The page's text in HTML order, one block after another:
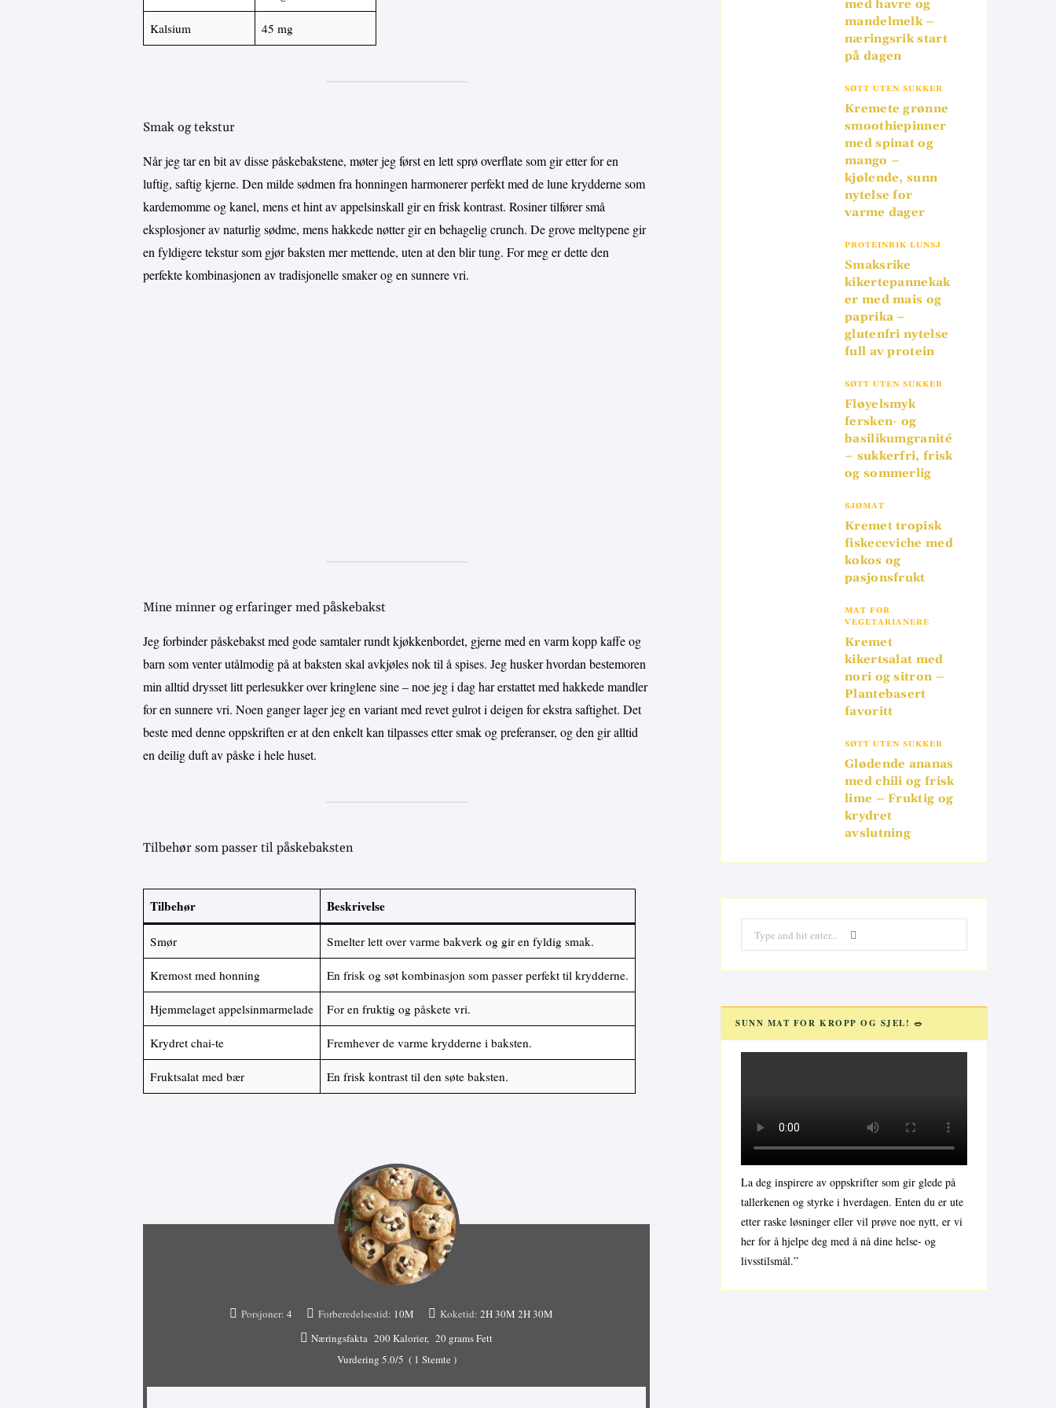
Kalsium 45 mg
Smak og tekstur
Når jeg tar en bit av disse påskebakstene, møter jeg først en lett sprø overflate som gir etter for en
luftig, saftig kjerne. Den milde sødmen fra honningen harmonerer perfekt med de lune krydderne som
kardemomme og kanel, mens et hint av appelsinskall gir en frisk kontrast. Rosiner tilfører små
eksplosjoner av naturlig sødme, mens hakkede nøtter gir en behagelig crunch. De grove meltypene gir
en fyldigere tekstur som gjør baksten mer mettende, uten at den blir tung. For meg er dette den
perfekte kombinasjonen av tradisjonelle smaker og en sunnere vri.
Mine minner og erfaringer med påskebakst
Jeg forbinder påskebakst med gode samtaler rundt kjøkkenbordet, gjerne med en varm kopp kaffe og
barn som venter utålmodig på at baksten skal avkjøles nok til å spises. Jeg husker hvordan bestemoren
min alltid drysset litt perlesukker over kringlene sine – noe jeg i dag har erstattet med hakkede mandler
for en sunnere vri. Noen ganger lager jeg en variant med revet gulrot i deigen for ekstra saftighet. Det
beste med denne oppskriften er at den enkelt kan tilpasses etter smak og preferanser, og den gir alltid
en deilig duft av påske i hele huset.
Tilbehør som passer til påskebaksten
Tilbehør Beskrivelse
Smør Smelter lett over varme bakverk og gir en fyldig smak.
Kremost med honning En frisk og søt kombinasjon som passer perfekt til krydderne.
Hjemmelaget appelsinmarmelade For en fruktig og påskete vri.
Krydret chai-te Fremhever de varme krydderne i baksten.
Fruktsalat med bær En frisk kontrast til den søte baksten.
Porsjoner: 4 Forberedelsestid: 10M Koketid: 2H 30M 2H 30M
Næringsfakta 200 Kalorier
20 grams Fett
Vurdering 5.0/5 ( 1 Stemte )
med havre og
mandelmelk –
næringsrik start
på dagen
SØTT UTEN SUKKER
Kremete grønne
smoothiepinner
med spinat og
mango –
kjølende, sunn
nytelse for
varme dager
PROTEINRIK LUNSJ
Smaksrike
kikertepannekak
er med mais og
paprika –
glutenfri nytelse
full av protein
SØTT UTEN SUKKER
Fløyelsmyk
fersken- og
basilikumgranité
– sukkerfri, frisk
og sommerlig
SJØMAT
Kremet tropisk
fiskeceviche med
kokos og
pasjonsfrukt
MAT FOR
VEGETARIANERE
Kremet
kikertsalat med
nori og sitron –
Plantebasert
favoritt
SØTT UTEN SUKKER
Glødende ananas
med chili og frisk
lime – Fruktig og
krydret
avslutning
for:
SUNN MAT FOR KROPP OG SJEL! 🥗
La deg inspirere av oppskrifter som gir glede på
tallerkenen og styrke i hverdagen. Enten du er ute
etter raske løsninger eller vil prøve noe nytt, er vi
her for å hjelpe deg med å nå dine helse- og
livsstilsmål.”